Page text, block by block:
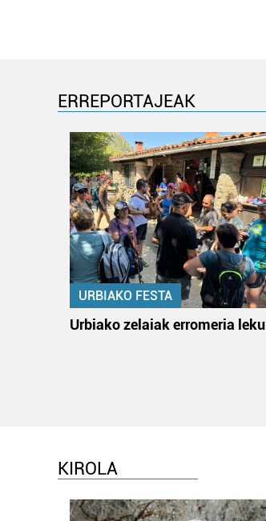
ERREPORTAJEAK
URBIAKO FESTA
Urbiako zelaiak erromeria leku
KIROLA